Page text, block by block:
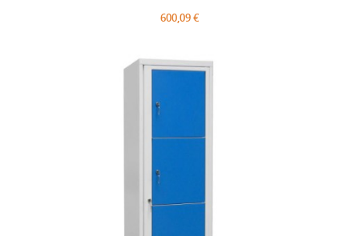
600,09 €